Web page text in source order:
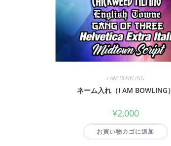
I AM BOWLING
ネーム入れ（I AM BOWLING）
¥2,000
お買い物カゴに追加